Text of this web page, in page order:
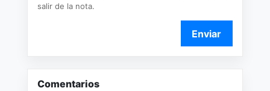
salir de la nota.
Enviar
Comentarios